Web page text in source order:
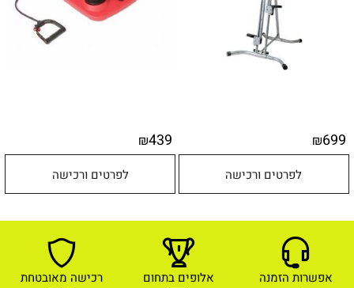
₪699
לפרטים ורכישה
₪439
לפרטים ורכישה
אפשרות הזמנה
אלופים בתחום רכישה מאובטחת